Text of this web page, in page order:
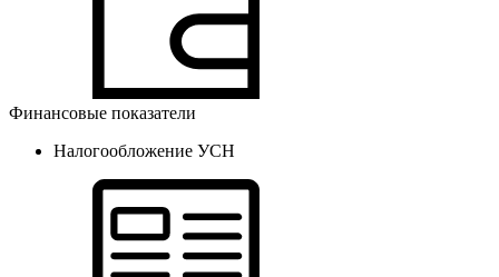
Финансовые показатели
Налогообложение УСН